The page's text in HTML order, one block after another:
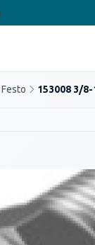
Festo 153008 3/8-